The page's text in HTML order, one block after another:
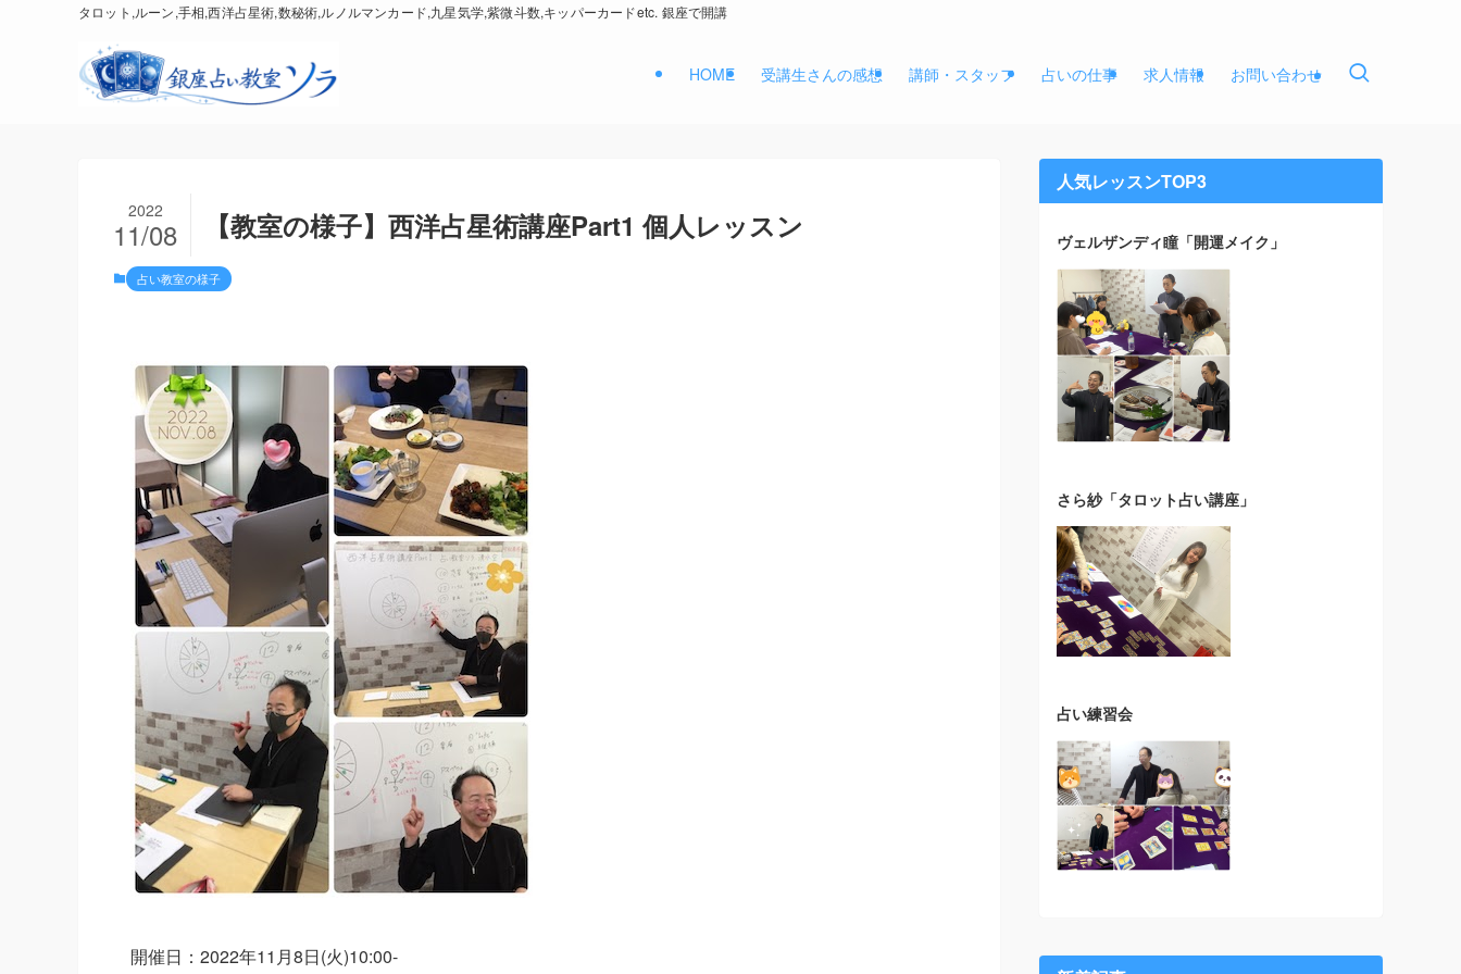
タロット,ルーン,手相,西洋占星術,数秘術,ルノルマンカード,九星気学,紫微斗数,キッパーカードetc. 銀座で開講
HOME 受講生さんの感想 講師・スタッフ 占いの仕事 求人情報 お問い合わせ
【教室の様子】西洋占星術講座Part1 個人レッスン
2022
11/08
占い教室の様子
開催日：2022年11月8日(火)10:00-
人気レッスンTOP3
ヴェルザンディ瞳「開運メイク」
さら紗「タロット占い講座」
占い練習会